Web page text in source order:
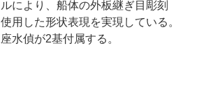
により、船体の外板継ぎ目彫刻
用した形状表現を実現している。
水偵が2基付属する。